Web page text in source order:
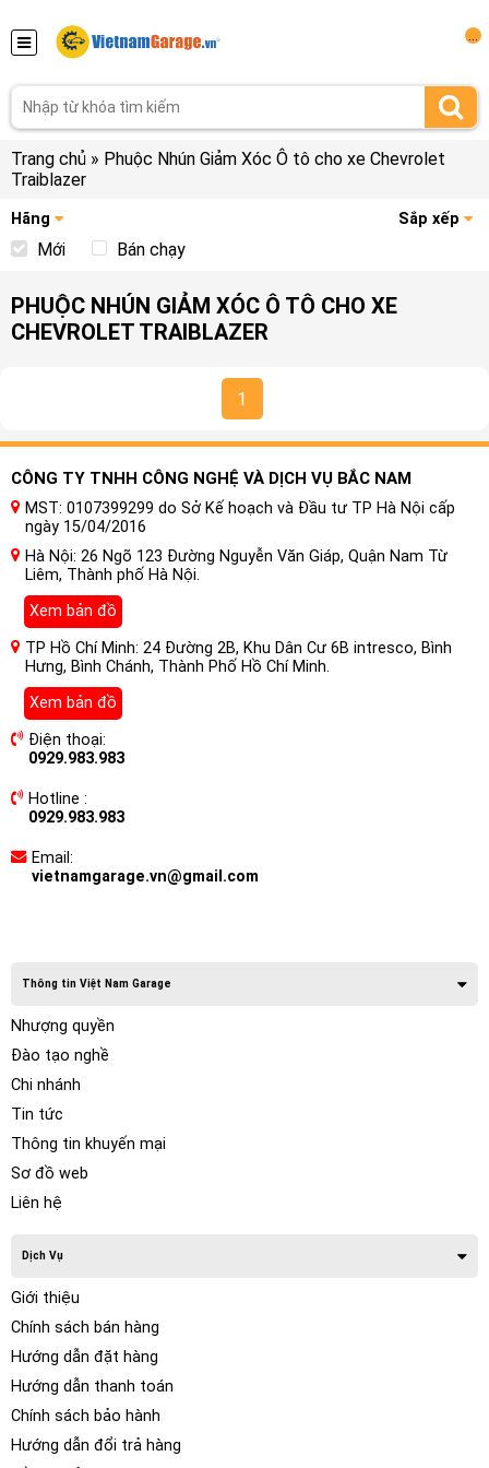
Trang chủ » Phuộc Nhún Giảm Xóc Ô tô cho xe Chevrolet
Traiblazer
Hãng Sắp xếp
Mới Bán chạy
PHUỘC NHÚN GIẢM XÓC Ô TÔ CHO XE
CHEVROLET TRAIBLAZER
1
CÔNG TY TNHH CÔNG NGHỆ VÀ DỊCH VỤ BẮC NAM
MST: 0107399299 do Sở Kế hoạch và Đầu tư TP Hà Nội cấp
ngày 15/04/2016
Hà Nội: 26 Ngõ 123 Đường Nguyễn Văn Giáp, Quận Nam Từ
Liêm, Thành phố Hà Nội.
Xem bản đồ
TP Hồ Chí Minh: 24 Đường 2B, Khu Dân Cư 6B intresco, Bình
Hưng, Bình Chánh, Thành Phố Hồ Chí Minh.
Xem bản đồ
Điện thoại:
0929.983.983
Hotline :
0929.983.983
Email:
vietnamgarage.vn@gmail.com
Thông tin Việt Nam Garage
Nhượng quyền
Đào tạo nghề
Chi nhánh
Tin tức
Thông tin khuyến mại
Sơ đồ web
Liên hệ
Dịch Vụ
Giới thiệu
Chính sách bán hàng
Hướng dẫn đặt hàng
Hướng dẫn thanh toán
Chính sách bảo hành
Hướng dẫn đổi trả hàng